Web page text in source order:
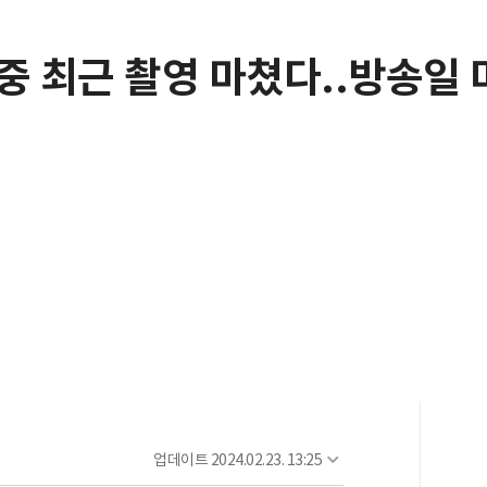
최근 촬영 마쳤다..방송일
업데이트 2024.02.23. 13:25